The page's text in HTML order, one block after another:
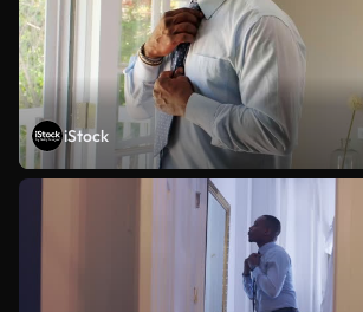
iStock